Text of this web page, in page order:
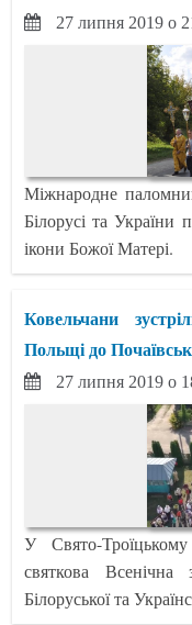
27 липня 2019 о
Міжнародне
Білорусі та України
ікони Божої Матері.
Ковельчани
Польщі до
27 липня 2019 о
У Свято-
святкова Всенічна
Білоруської та